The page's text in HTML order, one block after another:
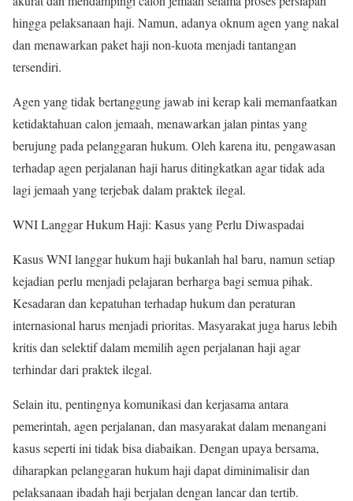
hingga pelaksanaan haji. Namun, adanya oknum agen yang nakal
dan menawarkan paket haji non-kuota menjadi tantangan
tersendiri.
Agen yang tidak bertanggung jawab ini kerap kali memanfaatkan
ketidaktahuan calon jemaah, menawarkan jalan pintas yang
berujung pada pelanggaran hukum. Oleh karena itu, pengawasan
terhadap agen perjalanan haji harus ditingkatkan agar tidak ada
lagi jemaah yang terjebak dalam praktek ilegal.
WNI Langgar Hukum Haji: Kasus yang Perlu Diwaspadai
Kasus WNI langgar hukum haji bukanlah hal baru, namun setiap
kejadian perlu menjadi pelajaran berharga bagi semua pihak.
Kesadaran dan kepatuhan terhadap hukum dan peraturan
internasional harus menjadi prioritas. Masyarakat juga harus lebih
kritis dan selektif dalam memilih agen perjalanan haji agar
terhindar dari praktek ilegal.
Selain itu, pentingnya komunikasi dan kerjasama antara
pemerintah, agen perjalanan, dan masyarakat dalam menangani
kasus seperti ini tidak bisa diabaikan. Dengan upaya bersama,
diharapkan pelanggaran hukum haji dapat diminimalisir dan
pelaksanaan ibadah haji berjalan dengan lancar dan tertib.